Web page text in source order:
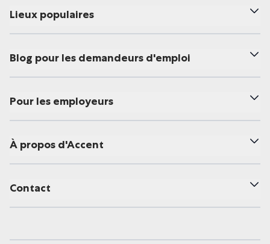
Lieux populaires
Blog pour les demandeurs d'emploi
Pour les employeurs
À propos d'Accent
Contact